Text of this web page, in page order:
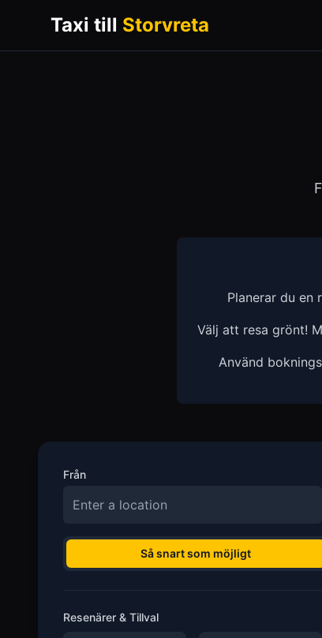
Taxi till Storvreta
Planerar du en
Välj att resa grönt!
Använd
Från
Så snart som möjligt
Resenärer & Tillval